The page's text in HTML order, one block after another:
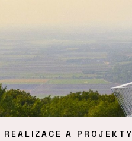
REALIZACE A PROJEKTY